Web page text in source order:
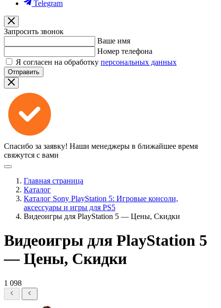
Telegram
Запросить звонок
Ваше имя
Номер телефона
Я согласен на обработку персональных данных
Отправить
Спасибо за заявку! Наши менеджеры в ближайшее время
свяжутся с вами
Главная страница
Каталог
Каталог Sony PlayStation 5: Игровые консоли,
аксессуары и игры для PS5
Видеоигры для PlayStation 5 — Цены, Скидки
Видеоигры для PlayStation 5
— Цены, Скидки
1 098